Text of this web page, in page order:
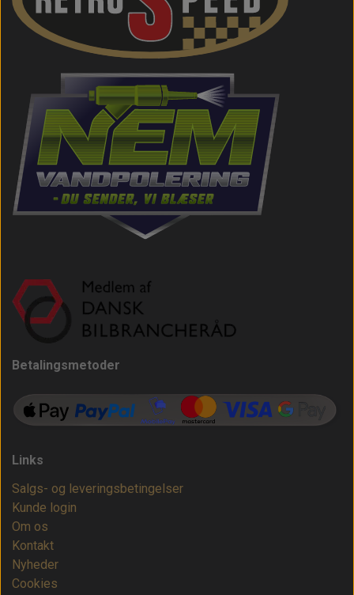
Betalingsmetoder
Links
Salgs- og leveringsbetingelser
Kunde login
Om os
Kontakt
Nyheder
Cookies